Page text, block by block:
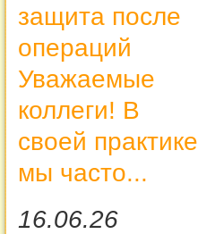
защита после
операций
Уважаемые
коллеги! В
своей практике
мы часто...
16.06.26